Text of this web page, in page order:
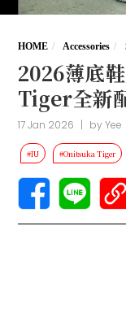
HOME Accessories
2026薄底
Tiger全新
17 Jan 2026 | byYee
#IU #Onitsuka Tiger